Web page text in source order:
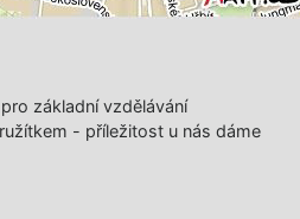
základní vzdělávání
- příležitost u nás dáme